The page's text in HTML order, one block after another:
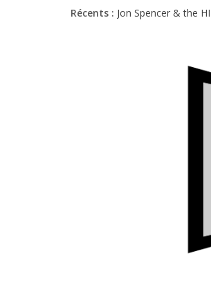
Récents : Jon Spencer & the
Charlie Puth à